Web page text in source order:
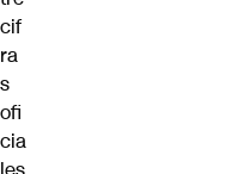
cif
ra
s
ofi
cia